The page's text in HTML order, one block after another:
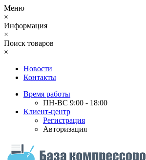
Меню
×
Информация
×
Поиск товаров
×
Новости
Контакты
Время работы
ПН-ВС 9:00 - 18:00
Клиент-центр
Регистрация
Авторизация